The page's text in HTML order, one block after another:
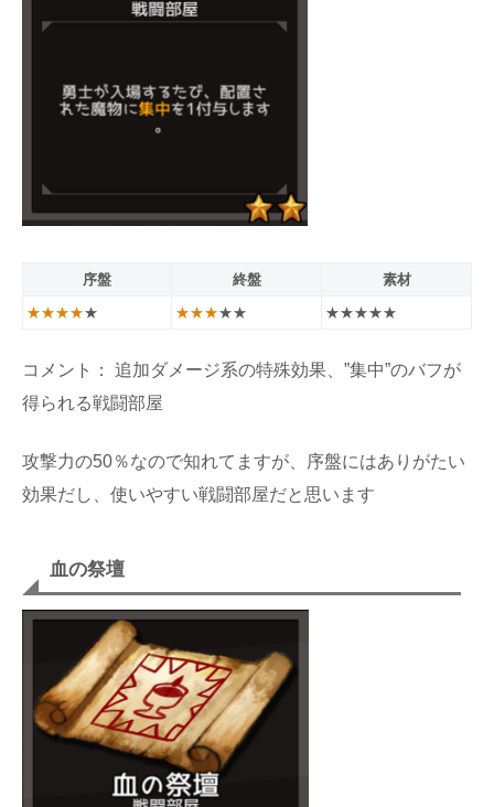
序盤 終盤
素材
★★★★★ ★★★★★ ★★★★★
コメント： 追加ダメージ系の特殊効果、”集中”のバフが
得られる戦闘部屋
攻撃力の50％なので知れてますが、序盤にはありがたい
効果だし、使いやすい戦闘部屋だと思います
血の祭壇